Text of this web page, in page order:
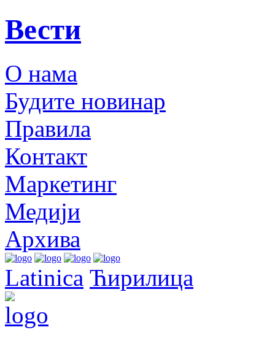
Вести
О нама
Будите новинар
Правила
Контакт
Маркетинг
Медији
Архива
Latinica Ћирилица